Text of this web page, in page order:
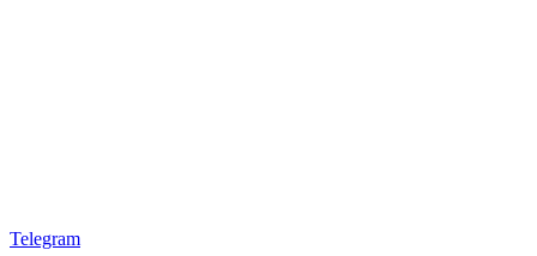
Telegram